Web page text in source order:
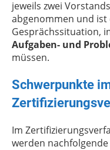
jeweils zwei
abgenommen und
Gesprächssituation,
Aufgaben- und
müssen.
Schwerpunkte
Im
werden